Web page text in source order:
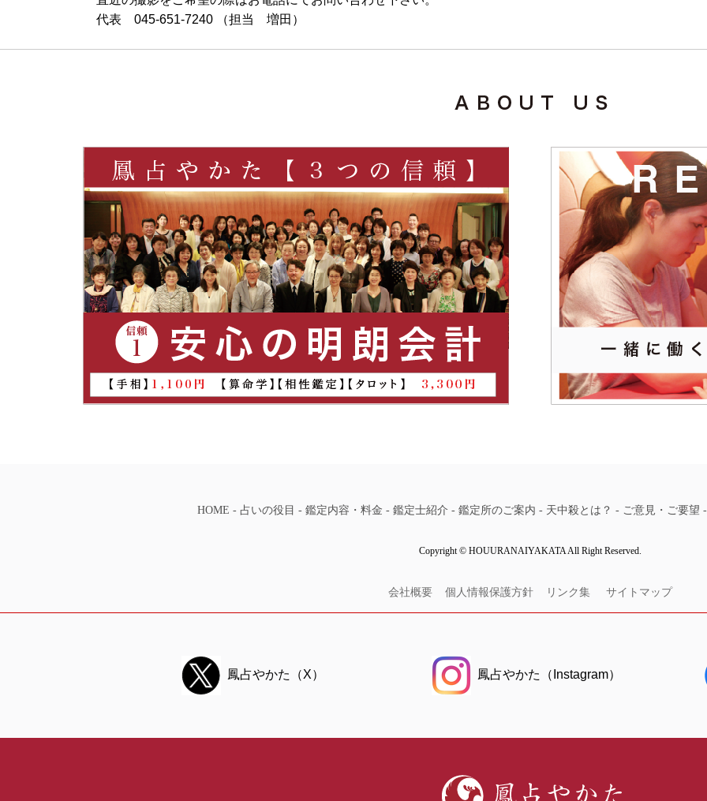
代表 045-651-7240 （担当 増田）
HOME - 占いの役目 - 鑑定内容・料金 - 鑑定士紹介 - 鑑定所のご案内 - 天中殺とは？ - ご意見・ご要望 -
Copyright © HOUURANAIYAKATA All Right Reserved.
会社概要 個人情報保護方針 リンク集 サイトマップ
鳳占やかた（X） 鳳占やかた（Instagram）